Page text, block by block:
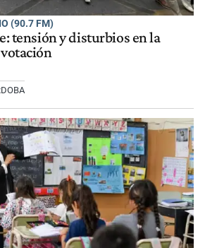
(90.7 FM)
tensión y disturbios en la